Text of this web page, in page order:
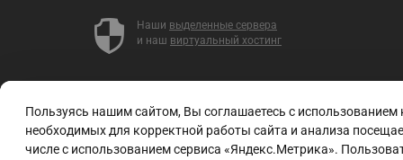
Наши выделенные сервера
и наш виртуальный хостинг
Пользуясь нашим сайтом, Вы соглашаетесь с
необходимых для корректной работы сайта и анализа
числе с использованием сервиса «Яндекс.Метрика».